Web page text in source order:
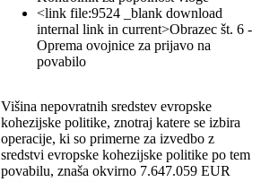
<link file:9524 _blank download
internal link in current>Obrazec št. 6 -
Oprema ovojnice za prijavo na
povabilo
Višina nepovratnih sredstev evropske
kohezijske politike, znotraj katere se izbira
operacije, ki so primerne za izvedbo z
sredstvi evropske kohezijske politike po tem
povabilu, znaša okvirno 7.647.059 EUR